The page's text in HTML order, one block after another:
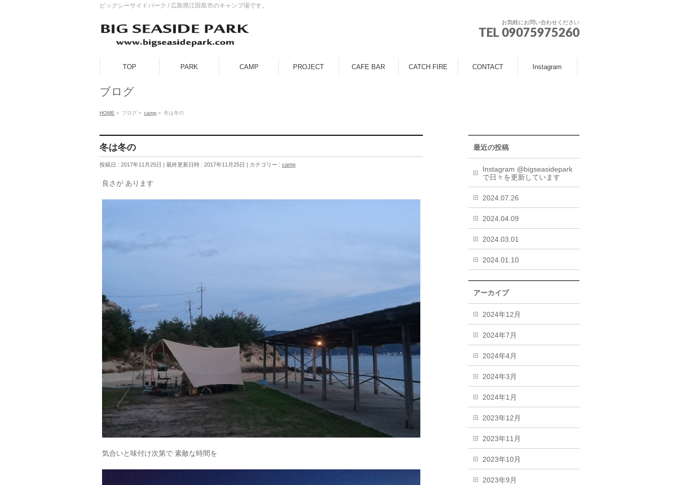
ビッグシーサイドパーク / 広島県江田島市のキャンプ場です。
お気軽にお問い合わせください
TEL 09075975260
TOP PARK CAMP PROJECT CAFE BAR CATCH FIRE CONTACT Instagram
ブログ
HOME » ブログ » camp » 冬は冬の
冬は冬の
投稿日 : 2017年11月25日 最終更新日時 : 2017年11月25日 カテゴリー : camp
良さが あります
気合いと味付け次第で 素敵な時間を
最近の投稿
Instagram @bigseasidepark
で日々を更新しています
2024.07.26
2024.04.09
2024.03.01
2024.01.10
アーカイブ
2024年12月
2024年7月
2024年4月
2024年3月
2024年1月
2023年12月
2023年11月
2023年10月
2023年9月